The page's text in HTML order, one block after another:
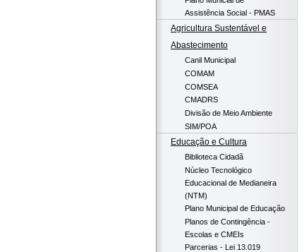
Assistência Social - PMAS
Agricultura Sustentável e
Abastecimento
Canil Municipal
COMAM
COMSEA
CMADRS
Divisão de Meio Ambiente
SIM/POA
Educação e Cultura
Biblioteca Cidadã
Núcleo Tecnológico
Educacional de Medianeira
(NTM)
Plano Municipal de Educação
Planos de Contingência -
Escolas e CMEIs
Parcerias - Lei 13.019